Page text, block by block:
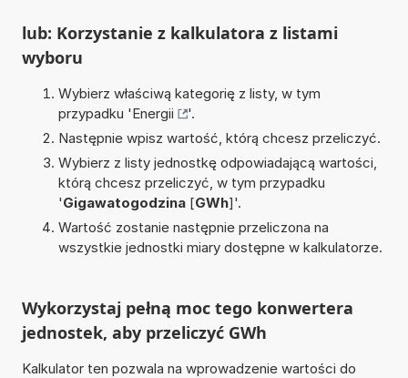
lub: Korzystanie z kalkulatora z listami
wyboru
Wybierz właściwą kategorię z listy, w tym
przypadku 'Energii
'.
Następnie wpisz wartość, którą chcesz przeliczyć.
Wybierz z listy jednostkę odpowiadającą wartości,
którą chcesz przeliczyć, w tym przypadku
'Gigawatogodzina[GWh]'.
Wartość zostanie następnie przeliczona na
wszystkie jednostki miary dostępne w kalkulatorze.
Wykorzystaj pełną moc tego konwertera
jednostek, aby przeliczyć GWh
Kalkulator ten pozwala na wprowadzenie wartości do